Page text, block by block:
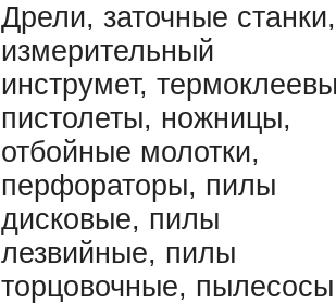
Дрели, заточные станки,
измерительный
инструмет,
пистолеты, ножницы,
отбойные молотки,
перфораторы, пилы
дисковые, пилы
лезвийные, пилы
торцовочные, пылесосы